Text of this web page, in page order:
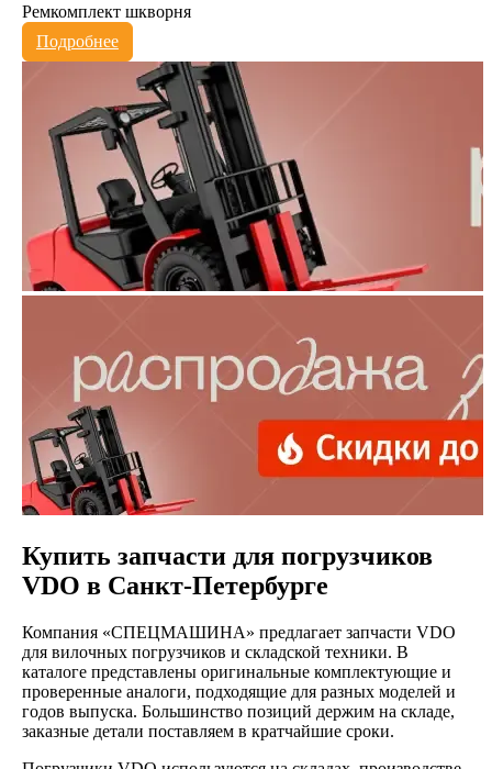
Ремкомплект шкворня
Подробнее
Купить запчасти для погрузчиков
VDO в Санкт-Петербурге
Компания «СПЕЦМАШИНА» предлагает запчасти VDO
для вилочных погрузчиков и складской техники. В
каталоге представлены оригинальные комплектующие и
проверенные аналоги, подходящие для разных моделей и
годов выпуска. Большинство позиций держим на складе,
заказные детали поставляем в кратчайшие сроки.